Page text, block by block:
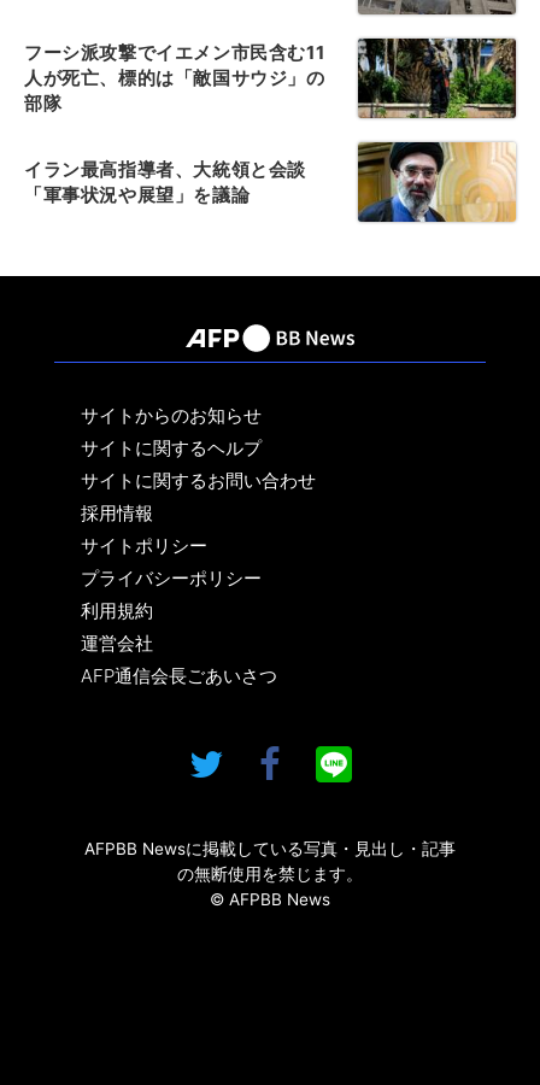
フーシ派攻撃でイエメン市民含む11
人が死亡、標的は「敵国サウジ」の
部隊
イラン最高指導者、大統領と会談
「軍事状況や展望」を議論
サイトからのお知らせ
サイトに関するヘルプ
サイトに関するお問い合わせ
採用情報
サイトポリシー
プライバシーポリシー
利用規約
運営会社
AFP通信会長ごあいさつ
AFPBB Newsに掲載している写真・見出し・記事
の無断使用を禁じます。
© AFPBB News